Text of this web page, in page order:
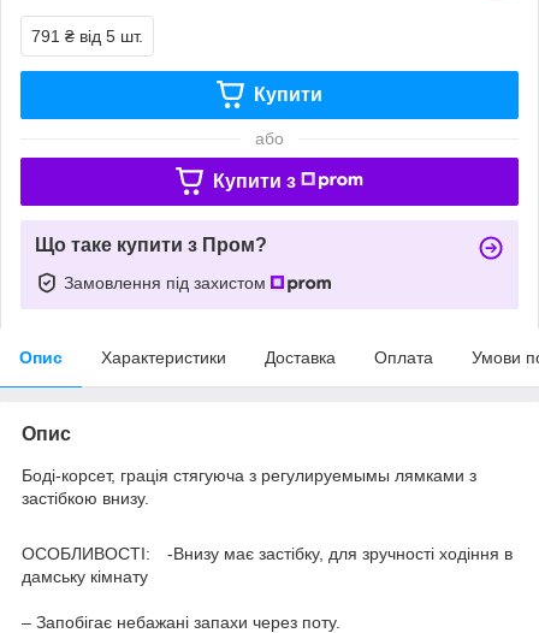
791 ₴ від 5 шт.
Купити
або
Купити з
Що таке купити з Пром?
Замовлення під захистом
Опис Характеристики Доставка Оплата Умови
Опис
Боді-корсет, грація стягуюча з регулируемымы лямками з
застібкою внизу.⠀
ОСОБЛИВОСТІ:⠀ -Внизу має застібку, для зручності ходіння в
дамську кімнату
– Запобігає небажані запахи через поту.⠀